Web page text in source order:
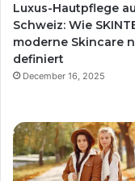
Luxus-Hautpflege
Schweiz: Wie
moderne Skincare
definiert
December 16, 2025